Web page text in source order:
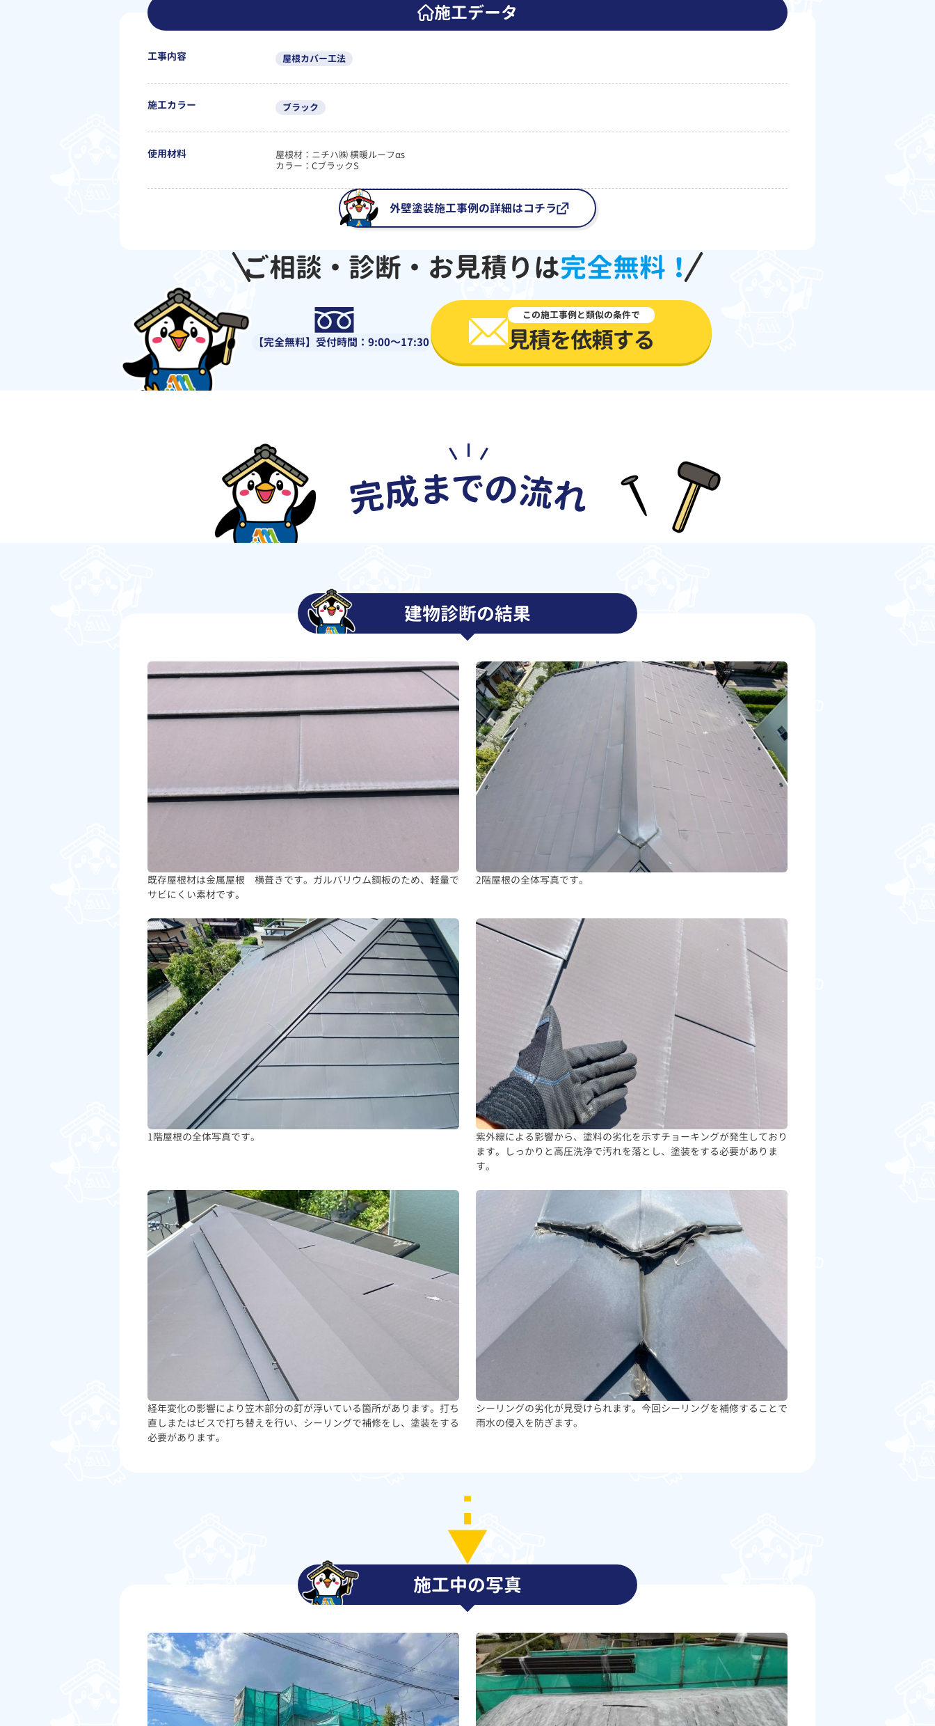
施工データ
工事内容 屋根カバー工法
施工カラー ブラック
使用材料
屋根材：ニチハ㈱ 横暖ルーフαs
カラー：CブラックS
外壁塗装施工事例の詳細はコチラ
ご相談・診断・お見積りは完全無料！
【完全無料】受付時間：9:00～17:30
この施工事例と類似の条件で
見積を依頼する
建物診断の結果
既存屋根材は金属屋根 横葺きです。ガルバリウム鋼板のため、軽量で
サビにくい素材です。
2階屋根の全体写真です。
1階屋根の全体写真です。
紫外線による影響から、塗料の劣化を示すチョーキングが発生しており
ます。しっかりと高圧洗浄で汚れを落とし、塗装をする必要がありま
す。
経年変化の影響により笠木部分の釘が浮いている箇所があります。打ち
直しまたはビスで打ち替えを行い、シーリングで補修をし、塗装をする
必要があります。
シーリングの劣化が見受けられます。今回シーリングを補修することで
雨水の侵入を防ぎます。
施工中の写真